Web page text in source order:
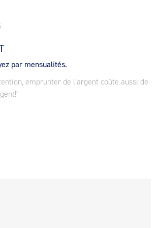
par mensualités.
emprunter de l’argent coûte aussi de